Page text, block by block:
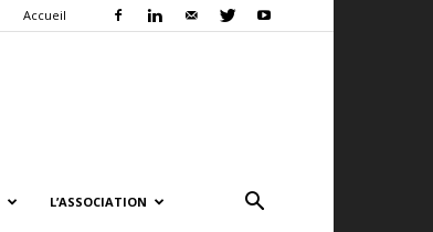
Accueil
L’ASSOCIATION